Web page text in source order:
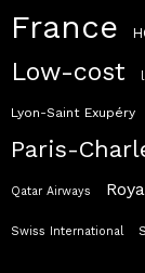
France
Low-cost
Lyon-Saint Exupéry
Paris-
Qatar Airways
Swiss International